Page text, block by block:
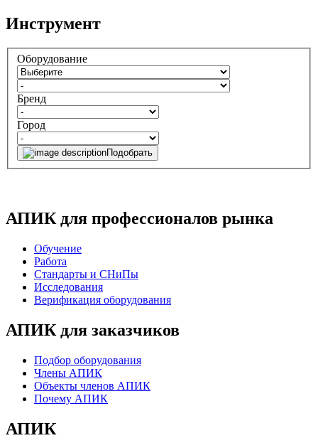
Инструмент
Оборудование
Бренд
Город
Подобрать
АПИК для профессионалов рынка
Обучение
Работа
Стандарты и СНиПы
Исследования
Верификация оборудования
АПИК для заказчиков
Подбор оборудования
Члены АПИК
Объекты членов АПИК
Почему АПИК
АПИК